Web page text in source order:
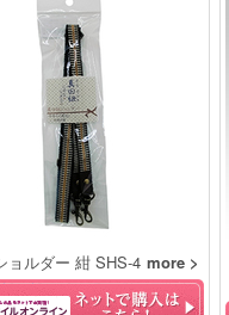
ョルダー 紺 SHS‐4 more >